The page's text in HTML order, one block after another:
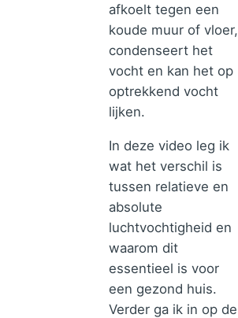
afkoelt tegen een
koude muur of vloer,
condenseert het
vocht en kan het op
optrekkend vocht
lijken.
In deze video leg ik
wat het verschil is
tussen relatieve en
absolute
luchtvochtigheid en
waarom dit
essentieel is voor
een gezond huis.
Verder ga ik in op de